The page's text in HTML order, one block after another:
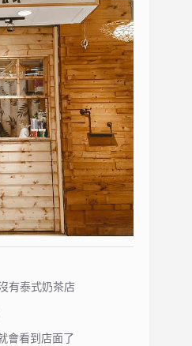
有泰式奶茶店
會看到店面了